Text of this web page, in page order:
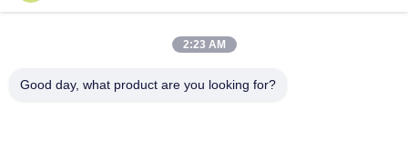
सर्वोत्तम मूल्य प्राप्त करें
के लिएसर्वोत्तम मूल्य प्राप्त करें
2:23 AM
Good day, what product are you looking for?